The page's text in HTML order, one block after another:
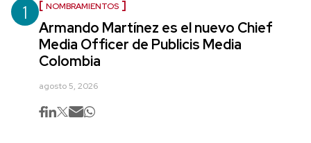
1 NOMBRAMIENTOS
Armando Martínez es el nuevo Chief
Media Officer de Publicis Media
Colombia
agosto 5, 2026